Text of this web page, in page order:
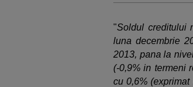
"Soldul creditului
luna decembrie
2013, pana la
(-0,9% in termeni
cu 0,6%